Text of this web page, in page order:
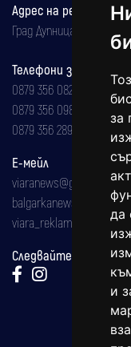
за
да
и
Адрес на редакцията
Град Дупница,
Телефони за реклама
0879 356 082
0879 356 098
0879 356 289
Е-мейл
viaranews@gmail.com
viara_reklama@mail.bg
Следвайте ни: